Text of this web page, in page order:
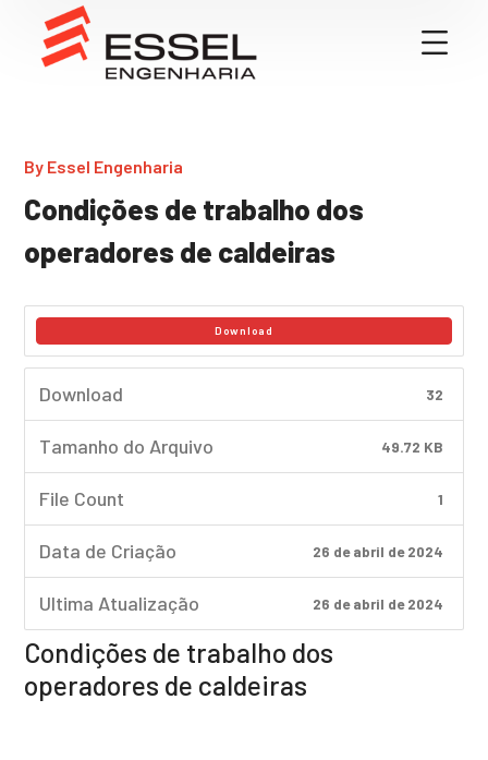
By Essel Engenharia
Condições de trabalho dos
operadores de caldeiras
Download
Download 32
Tamanho do Arquivo 49.72 KB
File Count 1
Data de Criação 26 de abril de 2024
Ultima Atualização 26 de abril de 2024
Condições de trabalho dos
operadores de caldeiras